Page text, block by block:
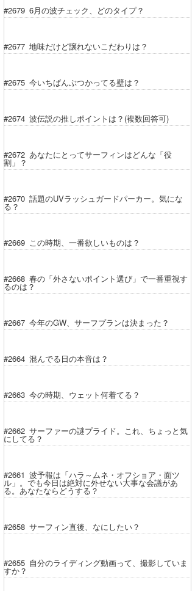
#2679 6月の波チェック、どのタイプ？
#2677 地味だけど譲れないこだわりは？
#2675 今いちばんぶつかってる壁は？
#2674 波伝説の推しポイントは？(複数回答可)
#2672 あなたにとってサーフィンはどんな「役
割」？
#2670 話題のUVラッシュガードパーカー。気にな
る？
#2669 この時期、一番欲しいものは？
#2668 春の「外さないポイント選び」で一番重視す
るのは？
#2667 今年のGW、サーフプランは決まった？
#2664 混んでる日の本音は？
#2663 今の時期、ウェット何着てる？
#2662 サーファーの謎プライド。これ、ちょっと気
にしてる？
#2661 波予報は「ハラ～ムネ・オフショア・面ツ
ル」。でも今日は絶対に外せない大事な会議があ
る。あなたならどうする？
#2658 サーフィン直後、なにしたい？
#2655 自分のライディング動画って、撮影していま
すか？
mitz
OYZ
Soulman
VAGY
YUKI☆
ハンマー
まっきー
小川予報士
上田純子
唐澤予報士
SancheZ
米山予報士
予報士 hiro.
Mr.K